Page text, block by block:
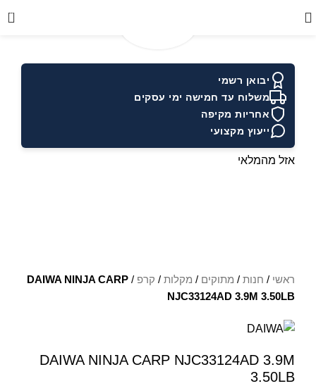
0
יבואן רשמי
משלוח עד חמישה ימי עסקים
אחריות מקיפה
ייעוץ מקצועי
אזל מהמלאי
ראשי / חנות / מתוקים / מקלות / קרפ /
DAIWA NINJA CARP
NJC33124AD 3.9M 3.50LB
DAIWA NINJA CARP NJC33124AD 3.9M
3.50LB